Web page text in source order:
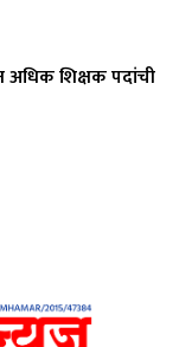
अधिक शिक्षक पदांची